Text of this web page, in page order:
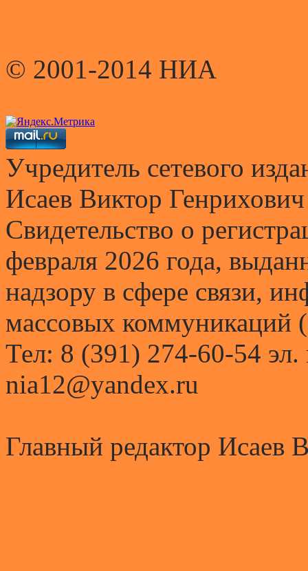
© 2001-2014 НИА
Учредитель сетевого
Исаев Виктор Генрихович
Свидетельство о
февраля 2026 года,
надзору в сфере связи,
массовых коммуникаций
Тел: 8 (391) 274-60-54 эл.
nia12@yandex.ru
Главный редактор Исаев